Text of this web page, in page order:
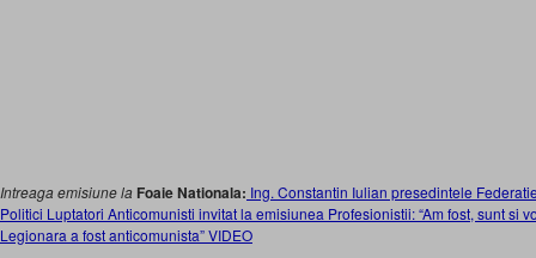
Intreaga emisiune la Foaie Nationala: Ing. Constantin Iulian presedintele
Politici Luptatori Anticomunisti invitat la emisiunea Profesionistii: “Am fost, sunt si
Legionara a fost anticomunista” VIDEO